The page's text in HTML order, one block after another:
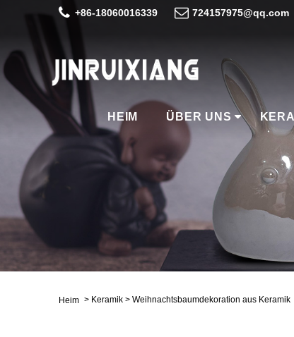
+86-18060016339 724157975@qq.com
HEIM ÜBER UNS
Heim > Keramik > Weihnachtsbaumdekoration aus Keramik